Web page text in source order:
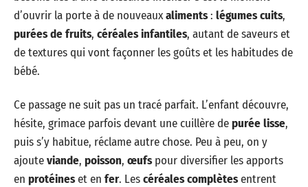
d’ouvrir la porte à de nouveauxaliments: légumes cuits,
purées de fruits, céréales infantiles, autant de saveurs et
de textures qui vont façonner les goûts et les habitudes de
bébé.
Ce passage ne suit pas un tracé parfait. L’enfant découvre,
hésite, grimace parfois devant une cuillère depurée lisse,
puis s’y habitue, réclame autre chose. Peu à peu, on y
ajouteviande, poisson, œufspour diversifier les apports
en protéineset en fer. Lescéréales complètesentrent